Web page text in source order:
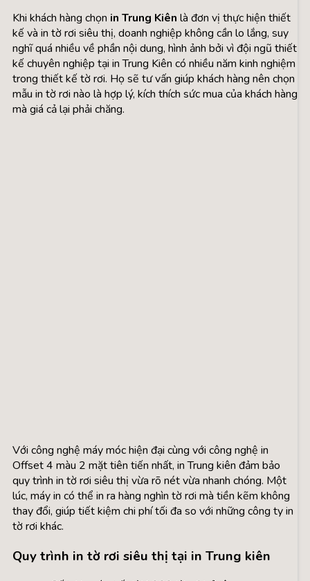
Khi khách hàng chọn in Trung Kiên là đơn vị thực hiện thiết
kế và in tờ rơi siêu thị, doanh nghiệp không cần lo lắng, suy
nghĩ quá nhiều về phần nội dung, hình ảnh bởi vì đội ngũ thiết
kế chuyên nghiệp tại in Trung Kiên có nhiều năm kinh nghiệm
trong thiết kế tờ rơi. Họ sẽ tư vấn giúp khách hàng nên chọn
mẫu in tờ rơi nào là hợp lý, kích thích sức mua của khách hàng
mà giá cả lại phải chăng.
Với công nghệ máy móc hiện đại cùng với công nghệ in
Offset 4 màu 2 mặt tiên tiến nhất, in Trung kiên đảm bảo
quy trình in tờ rơi siêu thị vừa rõ nét vừa nhanh chóng. Một
lúc, máy in có thể in ra hàng nghìn tờ rơi mà tiền kẽm không
thay đổi, giúp tiết kiệm chi phí tối đa so với những công ty in
tờ rơi khác.
Quy trình in tờ rơi siêu thị tại in Trung kiên